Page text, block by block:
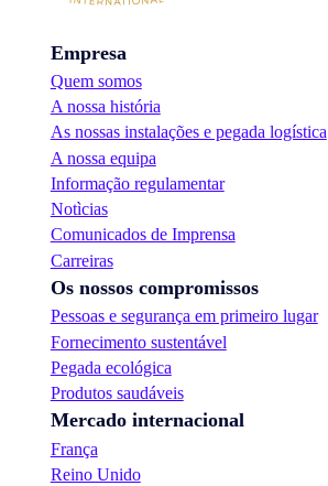
Empresa
Quem somos
A nossa história
As nossas instalações e pegada logística
A nossa equipa
Informação regulamentar
Notìcias
Comunicados de Imprensa
Carreiras
Os nossos compromissos
Pessoas e segurança em primeiro lugar
Fornecimento sustentável
Pegada ecológica
Produtos saudáveis
Mercado internacional
França
Reino Unido